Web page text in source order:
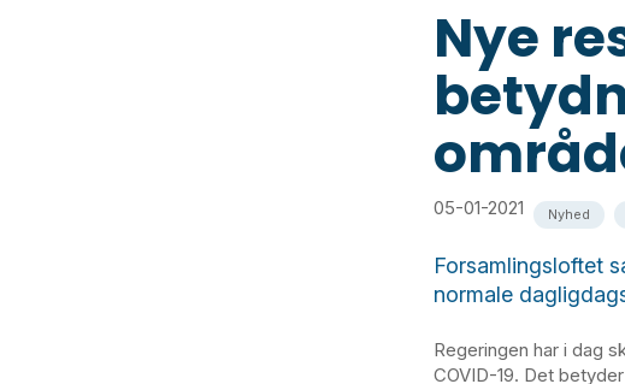
Nye
05-01-2021 Nyhed
Forsamlingsloftet
normale
Regeringen har i dag
COVID-19. Det